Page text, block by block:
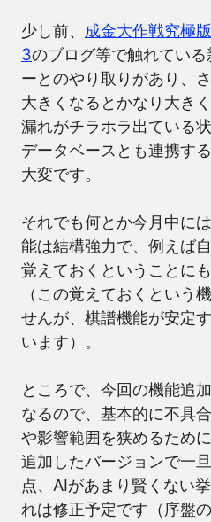
少し前、 成金大作戦究極
3のブログ等で触れてい
ーとのやり取りがあり、
大きくなるとかなり大き
漏れがチラホラ出ている
データベースとも連携す
大変です。
それでも何とか今月中に
能は結構強力で、例えば
覚えておくということに
（この覚えておくという
せんが、棋譜機能が安定
います）。
ところで、今回の機能追
なるので、基本的に不具
や影響範囲を狭めるため
追加したバージョンで一
点、AIがあまり賢くない
れは修正予定です（序盤